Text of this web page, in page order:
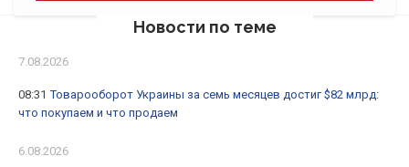
Новости по теме
7.08.2026
08:31 Товарооборот Украины за семь месяцев достиг $82 млрд:
что покупаем и что продаем
6.08.2026